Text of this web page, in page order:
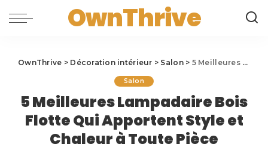
OwnThrive
OwnThrive > Décoration intérieur > Salon> 5 Meilleures Lampadaire Bois Flotte Qui Apportent Style et Chaleur à Toute Pièce
Salon
5 Meilleures Lampadaire Bois
Flotte Qui Apportent Style et
Chaleur à Toute Pièce